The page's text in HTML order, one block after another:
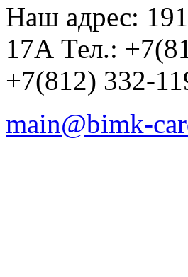
Наш адрес:
17А Тел.:
+7(812) 332-
main@bimk-